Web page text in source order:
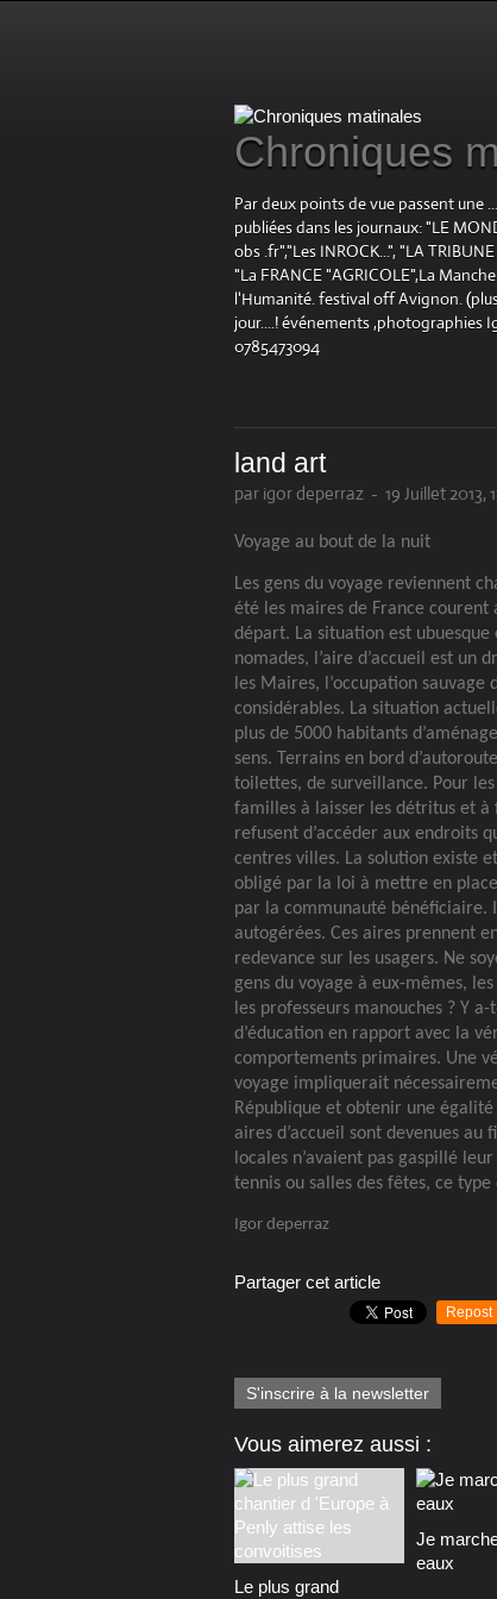
Chroniques
Par deux points de vue passent une
publiées dans les journaux: "LE
obs .fr","Les INROCK...", "LA
"La FRANCE "AGRICOLE",La
l'Humanité. festival off Avignon.
jour....! événements ,photographies
0785473094
land art
par igor deperraz - 19 Juillet 2013,
Voyage au bout de la nuit
Les gens du voyage reviennent
été les maires de France
départ. La situation est
nomades, l’aire d’accueil est
les Maires, l’occupation
considérables. La situation
plus de 5000 habitants
sens. Terrains en bord
toilettes, de surveillance. Pour
familles à laisser les détritus et à
refusent d’accéder aux endroits
centres villes. La solution existe
obligé par la loi à mettre en
par la communauté bénéficiaire.
autogérées. Ces aires prennent
redevance sur les usagers. Ne
gens du voyage à eux-mêmes,
les professeurs manouches ? Y
d’éducation en rapport avec la
comportements primaires. Une
voyage impliquerait
République et obtenir une
aires d’accueil sont devenues au
locales n’avaient pas gaspillé
tennis ou salles des fêtes, ce
Igor deperraz
Partager cet article
Repost
S'inscrire à la newsletter
Vous aimerez aussi :
Le plus grand
Je
eaux